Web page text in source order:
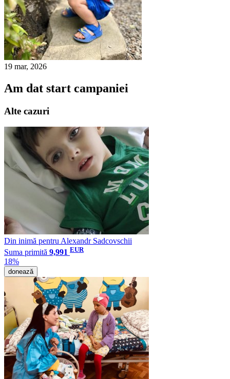
19 mar, 2026
Am dat start campaniei
Alte cazuri
Din inimă pentru Alexandr Sadcovschii
Suma primită 9,991 EUR
18%
donează